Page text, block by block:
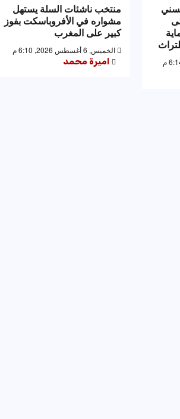
منتخب ناشئات السلة يستهل
مشواره في الأفروباسكت بفوز
كبير على المغرب
الخميس, 6 أغسطس 2026, 6:10 م
اميرة محمد